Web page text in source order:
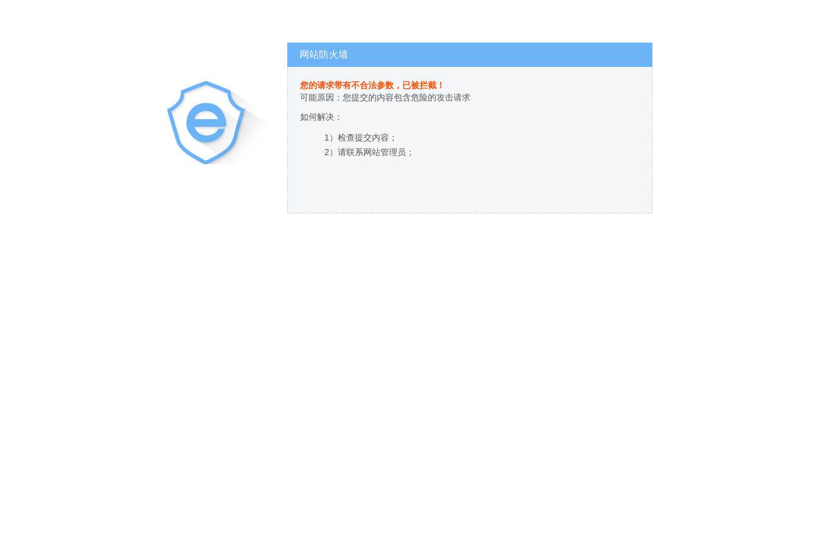
网站防火墙
您的请求带有不合法参数，已被拦截！
可能原因：您提交的内容包含危险的攻击请求
如何解决：
1）检查提交内容；
2）请联系网站管理员；